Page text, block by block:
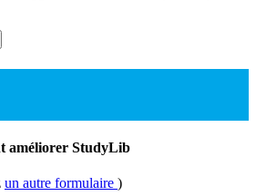
améliorer StudyLib
un autre formulaire )